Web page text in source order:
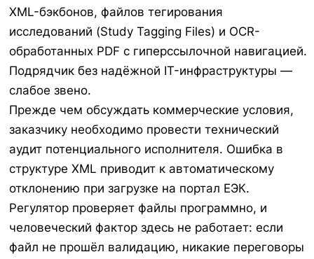
XML-бэкбонов, файлов тегирования
исследований (Study Tagging Files) и OCR-
обработанных PDF с гиперссылочной навигацией.
Подрядчик без надёжной IT-инфраструктуры —
слабое звено.
Прежде чем обсуждать коммерческие условия,
заказчику необходимо провести технический
аудит потенциального исполнителя. Ошибка в
структуре XML приводит к автоматическому
отклонению при загрузке на портал ЕЭК.
Регулятор проверяет файлы программно, и
человеческий фактор здесь не работает: если
файл не прошёл валидацию, никакие переговоры